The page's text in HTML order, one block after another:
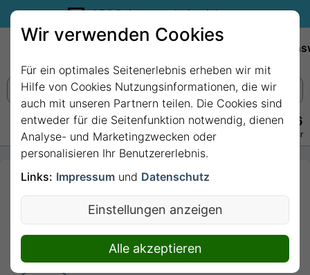
35€ Reisegutschein sichern.
+49 228 3875 7256
Persönlich · Kostenlos · Täglich 08–22 Uhr
7 Nächte - Donauklänge
& Städtezauber mit MS
VIVA TIARA
7 Nächte von/bis Passau
Wir verwenden Cookies
Für ein optimales Seitenerlebnis erheben wir mit
Hilfe von Cookies Nutzungsinformationen, die wir
auch mit unseren Partnern teilen. Die Cookies sind
entweder für die Seitenfunktion notwendig, dienen
Analyse- und Marketingzwecken oder
personalisieren Ihr Benutzererlebnis.
Links: Impressum und Datenschutz
Einstellungen anzeigen
Alle akzeptieren